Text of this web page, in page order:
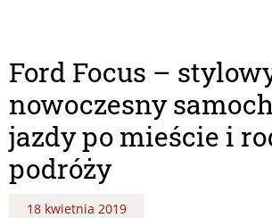
Ford Focus –
nowoczesny
jazdy po mieście i
podróży
18 kwietnia 2019